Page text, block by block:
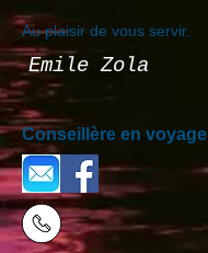
Au plaisir de vous servir.
Emile Zola
Conseillère en voyage